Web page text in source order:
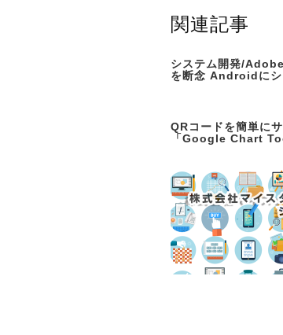
関連記事
システム開発/
を断念 Androidにシ
QRコードを簡単に
「Google Chart